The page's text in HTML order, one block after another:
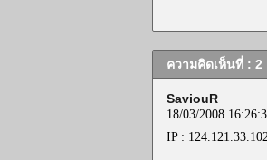
ความคิดเห็นที่ : 2
SaviouR
18/03/2008
IP :